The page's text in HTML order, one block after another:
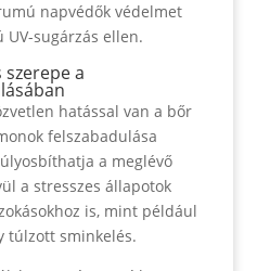
napvédők védelmet
sugárzás ellen.
szerepe a
hatással van a bőr
felszabadulása
a meglévő
a stresszes állapotok
is, mint például
túlzott sminkelés.